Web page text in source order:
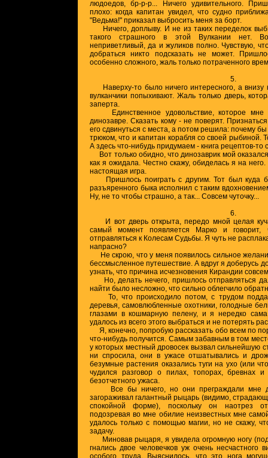
людоедов, бр-р-р... Ничего удивительного.
плохо: когда капитан увидел, что судно
"Ведьма!" приказал выбросить меня за борт.
Ничего, доплыву. И не из таких переделок
такого страшного в этой Вулкании нет.
неприветливый, да и жуликов полно. Чувствую,
добраться никто подсказать не может.
особенно сложного, жаль только потраченного
5.
Наверху-то было ничего интересного, а внизу
вулканчики попыхивают. Жаль только дверь,
заперта.
Единственное удовольствие, которое мне
динозавре. Сказать кому - не поверят.
его сдвинуться с места, а потом решила: почему
трюком, что и капитан корабля со своей рыбиной.
А здесь что-нибудь придумаем - книга рецептов-то
Вот только обидно, что динозаврик мой
как я ожидала. Честно скажу, обиделась я на
настоящая игра.
Пришлось поиграть с другим. Тот был куда
разъяренного быка исполнил с таким
Ну, не то чтобы страшно, а так... Совсем чуточку...
6.
И вот дверь открыта, передо мной целая
самый момент появляется Марко и
отправляться к Колесам Судьбы. Я чуть не
напрасно?
Не скрою, что у меня появилось сильное
бессмысленное путешествие. А вдруг я доберусь
узнать, что причина исчезновения Кирандии
Но, делать нечего, пришлось отправляться
найти было несложно, что сильно облегчило
То, что происходило потом, с трудом
деревья, самовлюбленные охотники, голодные
глазами в кошмарную пелену, и я нередко
удалось из всего этого выбраться и не потерять
Я, конечно, попробую рассказать обо всем по
что-нибудь получится. Самым забавным в том
у которых местный дровосек вызвал сильнейшую
ни спросила, они в ужасе отшатывались и
безумные растения оказались туги на ухо (или
чудился разговор о пилах, топорах, бревнах
безотчетного ужаса.
Все бы ничего, но они преграждали мне
загораживал галантный рыцарь (видимо,
спокойной форме), поскольку он наотрез
подозревая во мне обилие неизвестных мне
удалось только с помощью магии, но не скажу,
задачу.
Миновав рыцаря, я увидела огромную ногу (под
гнались двое человечков уж очень несчастного
особого труда. Выяснилось, что это нога